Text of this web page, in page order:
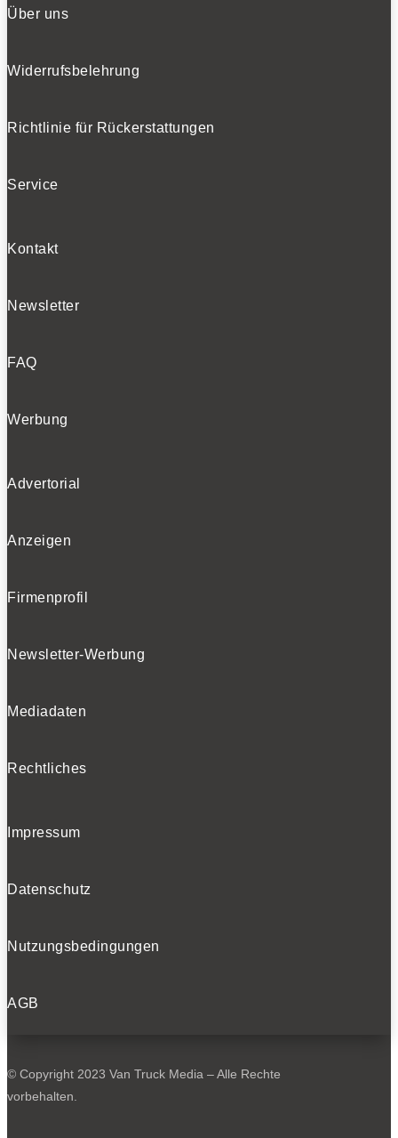
Über uns
Widerrufsbelehrung
Richtlinie für Rückerstattungen
Service
Kontakt
Newsletter
FAQ
Werbung
Advertorial
Anzeigen
Firmenprofil
Newsletter-Werbung
Mediadaten
Rechtliches
Impressum
Datenschutz
Nutzungsbedingungen
AGB
© Copyright 2023 Van Truck Media – Alle Rechte
vorbehalten.